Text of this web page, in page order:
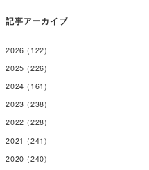
記事アーカイブ
2026 (122)
2025 (226)
2024 (161)
2023 (238)
2022 (228)
2021 (241)
2020 (240)